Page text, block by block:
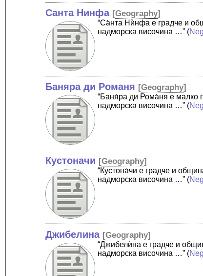
Санта Нинфа [Geography]
“Са̀нта Нѝнфа е градче и
надморска височина …” (
Баняра ди Романя [Geography]
“Баня̀ра ди Рома̀ня е малко
надморска височина …” (
Кустоначи [Geography]
“Кустона̀чи е градче и
надморска височина …” (
Джибелина [Geography]
“Джибелѝна е градче и
надморска височина …” (